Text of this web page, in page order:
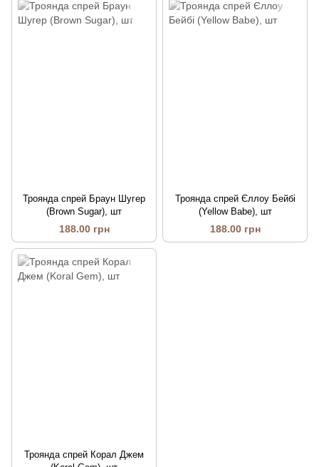
Троянда спрей Браун Шугер
(Brown Sugar), шт
188.00 грн
Троянда спрей Єллоу Бейбі
(Yellow Babe), шт
188.00 грн
Троянда спрей Корал Джем